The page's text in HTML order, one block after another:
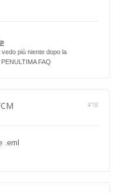
vedo più niente dopo la
FAQ
#18
.eml